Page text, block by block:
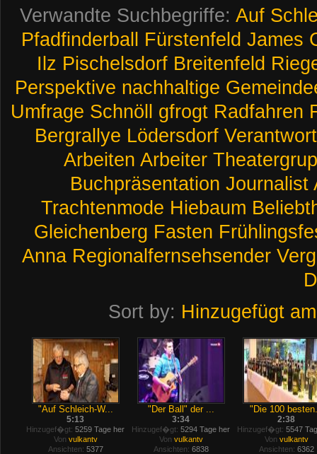
Verwandte Suchbegriffe: Auf
Pfadfinderball
Fürstenfeld James
Ilz Pischelsdorf Breitenfeld
Perspektive nachhaltige
Umfrage Schnöll gfrogt Radfahren
Bergrallye Lödersdorf
Arbeiten Arbeiter
Buchpräsentation Journalist
Trachtenmode Hiebaum
Gleichenberg Fasten
Anna Regionalfernsehsender
Sort by: Hinzugefügt am
"Auf Schleich-W...
5:13
Hinzugef�gt: 5259 Tage her
Von vulkantv
Ansichten: 5377
"Der Ball" der ...
3:34
Hinzugef�gt: 5294 Tage her
Von vulkantv
Ansichten: 6838
"Die 100
2:38
Hinzugef�gt: 5547
Von vulkantv
Ansichten: 6362